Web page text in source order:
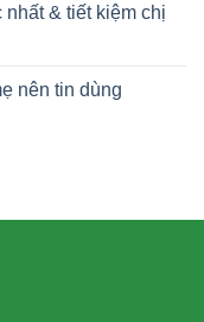
& tiết kiệm chị
nên tin dùng